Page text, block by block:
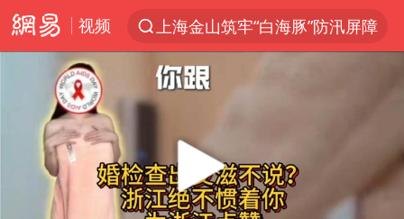
视频
上海金山筑牢“白海豚”防汛屏障
夏日经济乘热而上 消费市场向新而行
《披荆斩棘2026》阵容官宣
全球最大级别运输船通过长江大桥